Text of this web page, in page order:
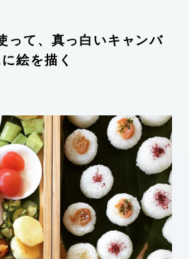
って、真っ白いキャンバ
に絵を描く